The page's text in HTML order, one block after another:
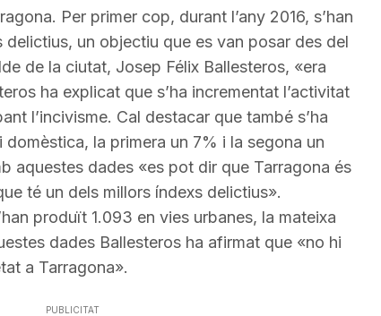
incrementar
o
el
volum.
Per primer cop, durant l’any 2016, s’han
un objectiu que es van posar des del
de la ciutat, Josep Félix Ballesteros, «era
ha explicat que s’ha incrementat l’activitat
l’incivisme. Cal destacar que també s’ha
la primera un 7% i la segona un
aquestes dades «es pot dir que Tarragona és
té un dels millors índexs delictius».
produït 1.093 en vies urbanes, la mateixa
dades Ballesterosha afirmat que «no hi
a Tarragona».
PUBLICITAT